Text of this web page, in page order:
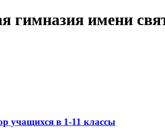
гимназия имени
учащихся в 1-11 классы